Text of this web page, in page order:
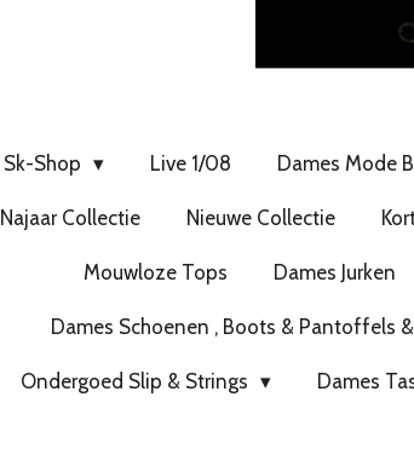
Sk-Shop Live 1/08 Dames Mode
Najaar Collectie Nieuwe Collectie
Mouwloze Tops Dames Jurken
Dames Schoenen , Boots & Pantoffels
Ondergoed Slip & Strings Dames